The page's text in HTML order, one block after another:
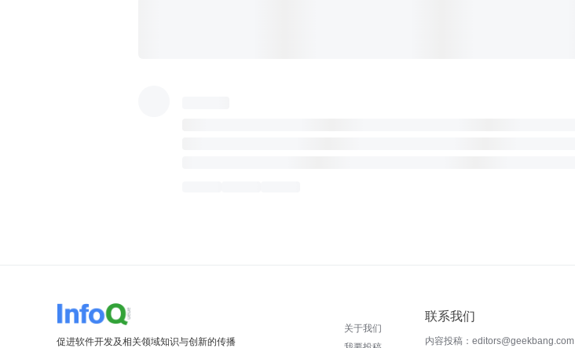
促进软件开发及相关领域知识与创新的传播
关于我们
联系我们
内容投稿：editors@geekbang.com